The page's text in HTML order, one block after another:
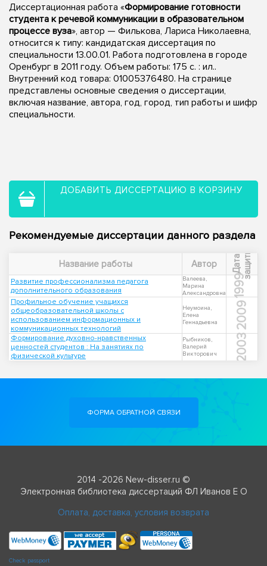
Диссертационная работа «Формирование готовности
студента к речевой коммуникации в образовательном
процессе вуза», автор — Филькова, Лариса Николаевна,
относится к типу: кандидатская диссертация по
специальности 13.00.01. Работа подготовлена в городе
Оренбург в 2011 году. Объем работы: 175 с. : ил..
Внутренний код товара: 01005376480. На странице
представлены основные сведения о диссертации,
включая название, автора, год, город, тип работы и шифр
специальности.
ДОБАВИТЬ ДИССЕРТАЦИЮ В КОРЗИНУ
Рекомендуемые диссертации данного раздела
Название работы Автор Д
а
т
а
з
а
щ
и
т ы
Развитие профессионализма педагога
дополнительного образования
Валеева,
Марина
Александровна
1999
Профильное обучение учащихся
общеобразовательной школы с
использованием информационных и
коммуникационных технологий
Неумоина,
Елена
Геннадьевна
2009
Формирование духовно-нравственных
ценностей студентов : На занятиях по
физической культуре
Рыбников,
Валерий
Викторович
2003
ФОРМА ОБРАТНОЙ СВЯЗИ
2014 -2026 New-disser.ru ©
Электронная библиотека диссертаций ФЛ Иванов Е О
Оплата, доставка, условия возврата
Check passport